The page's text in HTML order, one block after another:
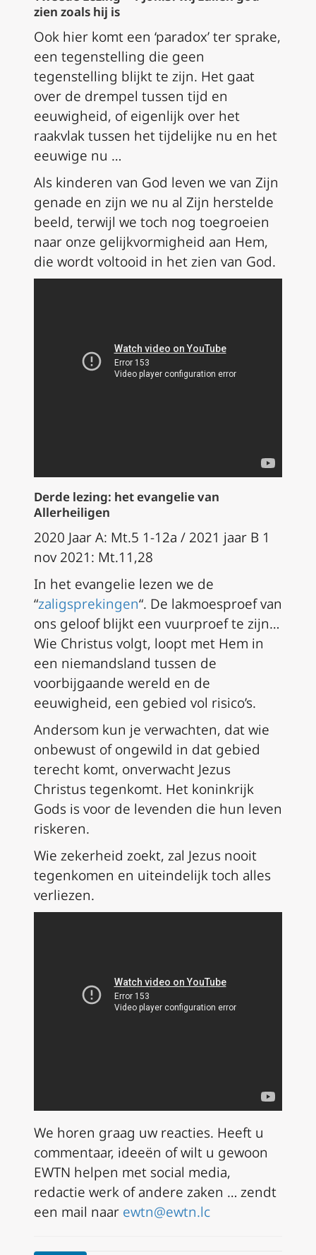
zien zoals hij is
Ook hier komt een ‘paradox’ ter sprake,
een tegenstelling die geen
tegenstelling blijkt te zijn. Het gaat
over de drempel tussen tijd en
eeuwigheid, of eigenlijk over het
raakvlak tussen het tijdelijke nu en het
eeuwige nu …
Als kinderen van God leven we van Zijn
genade en zijn we nu al Zijn herstelde
beeld, terwijl we toch nog toegroeien
naar onze gelijkvormigheid aan Hem,
die wordt voltooid in het zien van God.
Derde lezing: het evangelie van
Allerheiligen
2020 Jaar A: Mt.5 1-12a / 2021 jaar B 1
nov 2021: Mt.11,28
In het evangelie lezen we de
“zaligsprekingen“. De lakmoesproef van
ons geloof blijkt een vuurproef te zijn…
Wie Christus volgt, loopt met Hem in
een niemandsland tussen de
voorbijgaande wereld en de
eeuwigheid, een gebied vol risico’s.
Andersom kun je verwachten, dat wie
onbewust of ongewild in dat gebied
terecht komt, onverwacht Jezus
Christus tegenkomt. Het koninkrijk
Gods is voor de levenden die hun leven
riskeren.
Wie zekerheid zoekt, zal Jezus nooit
tegenkomen en uiteindelijk toch alles
verliezen.
We horen graag uw reacties. Heeft u
commentaar, ideeën of wilt u gewoon
EWTN helpen met social media,
redactie werk of andere zaken … zendt
een mail naar ewtn@ewtn.lc